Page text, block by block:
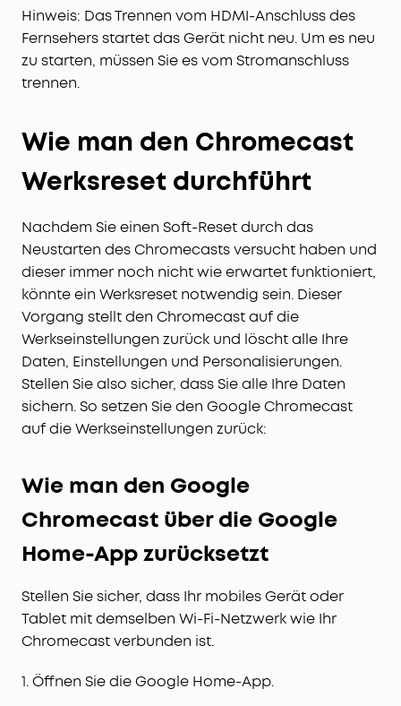
Hinweis: Das Trennen vom HDMI-Anschluss des
Fernsehers startet das Gerät nicht neu. Um es neu
zu starten, müssen Sie es vom Stromanschluss
trennen.
Wie man den Chromecast
Werksreset durchführt
Nachdem Sie einen Soft-Reset durch das
Neustarten des Chromecasts versucht haben und
dieser immer noch nicht wie erwartet funktioniert,
könnte ein Werksreset notwendig sein. Dieser
Vorgang stellt den Chromecast auf die
Werkseinstellungen zurück und löscht alle Ihre
Daten, Einstellungen und Personalisierungen.
Stellen Sie also sicher, dass Sie alle Ihre Daten
sichern. So setzen Sie den Google Chromecast
auf die Werkseinstellungen zurück:
Wie man den Google
Chromecast über die Google
Home-App zurücksetzt
Stellen Sie sicher, dass Ihr mobiles Gerät oder
Tablet mit demselben Wi-Fi-Netzwerk wie Ihr
Chromecast verbunden ist.
1. Öffnen Sie die Google Home-App.